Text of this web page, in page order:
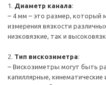
1. Диаметр канала:
– 4 мм – это размер, который
измерения вязкости
низковязкие, так и
2. Тип вискозиметра:
– Вискозиметры могут быть
капиллярные, кинематические